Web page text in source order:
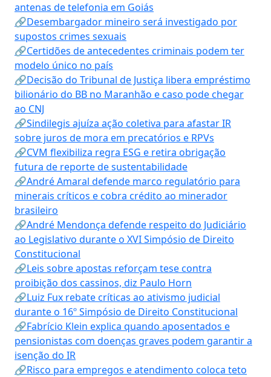
antenas de telefonia em Goiás
🔗Desembargador mineiro será investigado por
supostos crimes sexuais
🔗Certidões de antecedentes criminais podem ter
modelo único no país
🔗Decisão do Tribunal de Justiça libera empréstimo
bilionário do BB no Maranhão e caso pode chegar
ao CNJ
🔗Sindilegis ajuíza ação coletiva para afastar IR
sobre juros de mora em precatórios e RPVs
🔗CVM flexibiliza regra ESG e retira obrigação
futura de reporte de sustentabilidade
🔗André Amaral defende marco regulatório para
minerais críticos e cobra crédito ao minerador
brasileiro
🔗André Mendonça defende respeito do Judiciário
ao Legislativo durante o XVI Simpósio de Direito
Constitucional
🔗Leis sobre apostas reforçam tese contra
proibição dos cassinos, diz Paulo Horn
🔗Luiz Fux rebate críticas ao ativismo judicial
durante o 16º Simpósio de Direito Constitucional
🔗Fabrício Klein explica quando aposentados e
pensionistas com doenças graves podem garantir a
isenção do IR
🔗Risco para empregos e atendimento coloca teto